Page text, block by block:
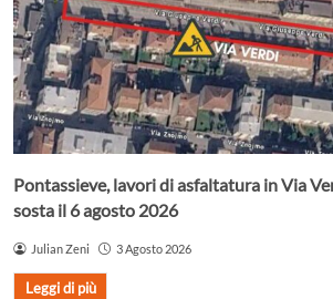
Pontassieve, lavori di asfaltatura in Via
sosta il 6 agosto 2026
Julian Zeni 3 Agosto 2026
Leggi di più